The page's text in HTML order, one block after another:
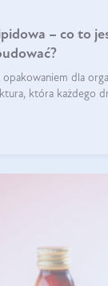
– co to
dla
która każdego